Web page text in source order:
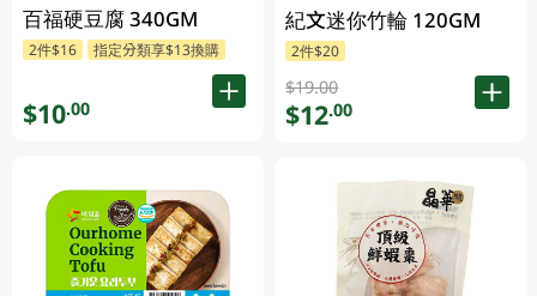
百福硬豆腐 340GM
2件$16 指定分類享$13換購
$10.00
紀文迷你竹輪 120GM
2件$20
$19.00
$12.00